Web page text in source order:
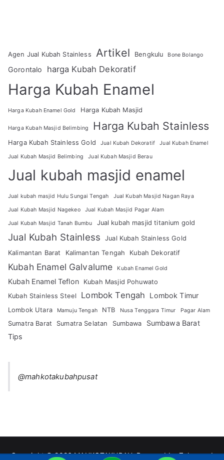
Agen Jual Kubah Stainless Artikel Bengkulu Bone Bolango
Gorontalo harga Kubah Dekoratif
Harga Kubah Enamel
Harga Kubah Enamel Gold Harga Kubah Masjid
Harga Kubah Masjid Belimbing Harga Kubah Stainless
Harga Kubah Stainless Gold Jual Kubah Dekoratif Jual Kubah Enamel
Jual Kubah Masjid Belimbing Jual Kubah Masjid Berau
Jual kubah masjid enamel
Jual kubah masjid Hulu Sungai Tengah Jual Kubah Masjid Nagan Raya
Jual Kubah Masjid Nagekeo Jual Kubah Masjid Pagar Alam
Jual Kubah Masjid Tanah Bumbu Jual kubah masjid titanium gold
Jual Kubah Stainless
Jual Kubah Stainless Gold
Kalimantan Barat
Kalimantan Tengah Kubah Dekoratif
Kubah Enamel Galvalume Kubah Enamel Gold
Kubah Enamel Teflon
Kubah Masjid Pohuwato
Kubah Stainless Steel
Lombok Tengah Lombok Timur
Lombok Utara Mamuju Tengah NTB Nusa Tenggara Timur Pagar Alam
Sumatra Barat Sumatra Selatan Sumbawa
Sumbawa Barat
Tips
@mahkotakubahpusat
Copyright © 2026MAHKOTAKUBAH. Powered byZakraand